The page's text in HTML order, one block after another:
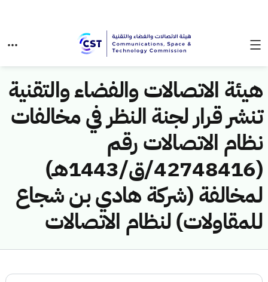
هيئة الاتصالات والفضاء والتقنية
تنشر قرار لجنة النظر في مخالفات
نظام الاتصالات رقم
(42748416/ق/1443هـ)
لمخالفة (شركة هادي بن شجاع
للمقاولات) لنظام الاتصالات